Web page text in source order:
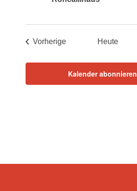
VorherigeVeranstaltungen
Heute
Kalender abonnieren